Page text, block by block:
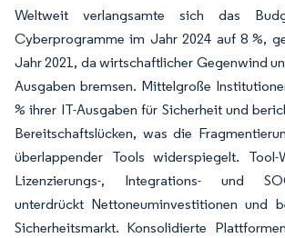
Weltweit verlangsamte sich das
Cyberprogramme im Jahr 2024 auf 8 %,
Jahr 2021, da wirtschaftlicher Gegenwind
Ausgaben bremsen. Mittelgroße
% ihrer IT-Ausgaben für Sicherheit und
Bereitschaftslücken, was die
überlappender Tools widerspiegelt. Tool-
Lizenzierungs-, Integrations- und
unterdrückt Nettoneuminvestitionen und
Sicherheitsmarkt. Konsolidierte